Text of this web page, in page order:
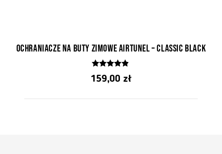
Ochraniacze na buty Zimowe AirTunel – Classic Black
4.71
z 5
159,00 zł